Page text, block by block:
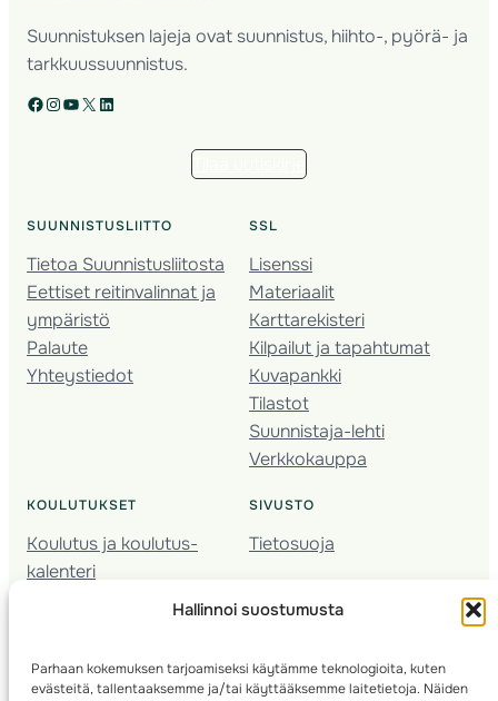
Hallinnoi suostumusta
Parhaan kokemuksen tarjoamiseksi käytämme teknologioita, kuten
evästeitä, tallentaaksemme ja/tai käyttääksemme laitetietoja. Näiden
Suunnistuksen lajeja ovat suunnistus, hiihto-, pyörä- ja
tarkkuussuunnistus.
Facebook Instagram YouTube X LinkedIn
SUUNNISTUSLIITTO
Tietoa Suunnistusliitosta
Eettiset reitinvalinnat ja
ympäristö
Palaute
Yhteystiedot
SSL
Lisenssi
Materiaalit
Karttarekisteri
Kilpailut ja tapahtumat
Kuvapankki
Tilastot
Suunnistaja-lehti
Verkkokauppa
KOULUTUKSET
Koulutus ja koulutus­
kalenteri
Nuorison koulutukset
Kartoitus
SIVUSTO
Tietosuoja